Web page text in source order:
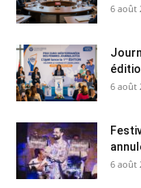
6 août
6 août
6 août